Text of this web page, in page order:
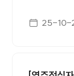
게시일자
25-10-